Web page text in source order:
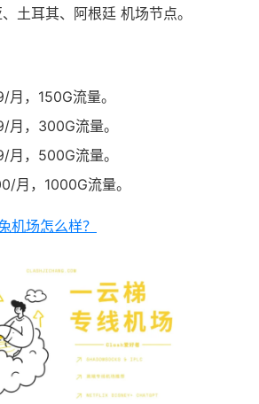
土耳其、阿根廷 机场节点。
，150G流量。
，300G流量。
月，500G流量。
月，1000G流量。
机场怎么样？